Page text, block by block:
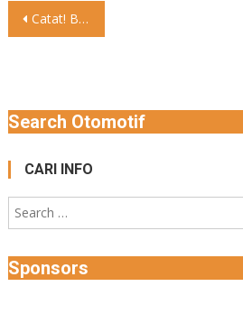
Post
Catat! Baru di Wilayah Ini Beli Pertalite Mulai Dibatasi 20
Search Otomotif
CARI INFO
Sponsors